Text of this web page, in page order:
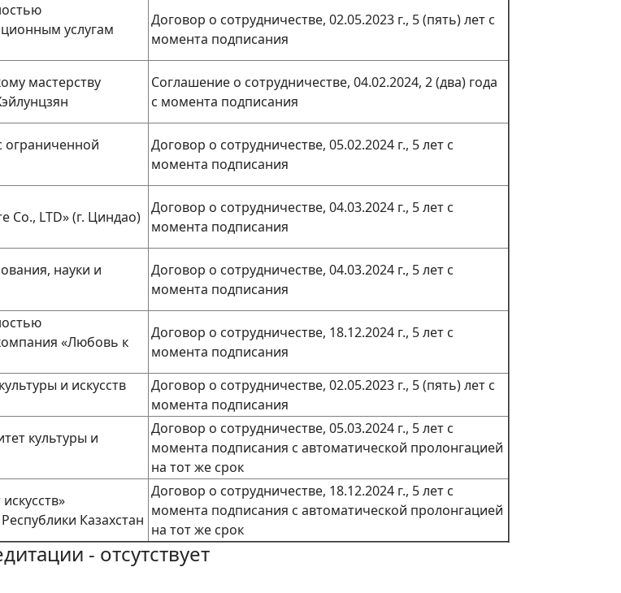
услугам
Договор о сотрудничестве, 02.05.2023 г., 5 (пять) лет с
момента подписания
мастерству
Соглашение о сотрудничестве, 04.02.2024, 2 (два) года
с момента подписания
ограниченной
Договор о сотрудничестве, 05.02.2024 г., 5 лет с
момента подписания
Co., LTD» (г. Циндао)
Договор о сотрудничестве, 04.03.2024 г., 5 лет с
момента подписания
науки и
Договор о сотрудничестве, 04.03.2024 г., 5 лет с
момента подписания
«Любовь к
Договор о сотрудничестве, 18.12.2024 г., 5 лет с
момента подписания
и искусств
Договор о сотрудничестве, 02.05.2023 г., 5 (пять) лет с
момента подписания
культуры и
Договор о сотрудничестве, 05.03.2024 г., 5 лет с
момента подписания с автоматической пролонгацией
на тот же срок
Казахстан
Договор о сотрудничестве, 18.12.2024 г., 5 лет с
момента подписания с автоматической пролонгацией
на тот же срок
- отсутствует